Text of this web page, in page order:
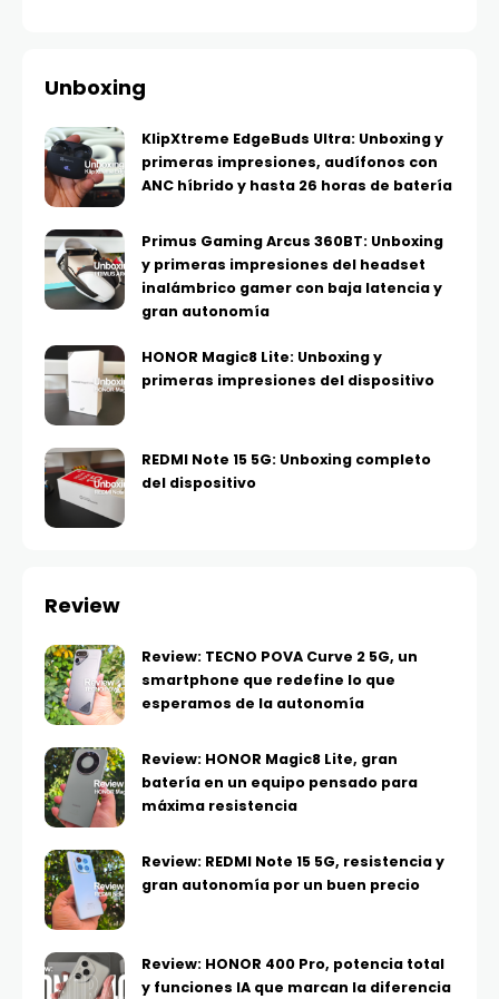
Unboxing
KlipXtreme EdgeBuds Ultra: Unboxing y
primeras impresiones, audífonos con
ANC híbrido y hasta 26 horas de batería
Primus Gaming Arcus 360BT: Unboxing
y primeras impresiones del headset
inalámbrico gamer con baja latencia y
gran autonomía
HONOR Magic8 Lite: Unboxing y
primeras impresiones del dispositivo
REDMI Note 15 5G: Unboxing completo
del dispositivo
Review
Review: TECNO POVA Curve 2 5G, un
smartphone que redefine lo que
esperamos de la autonomía
Review: HONOR Magic8 Lite, gran
batería en un equipo pensado para
máxima resistencia
Review: REDMI Note 15 5G, resistencia y
gran autonomía por un buen precio
Review: HONOR 400 Pro, potencia total
y funciones IA que marcan la diferencia